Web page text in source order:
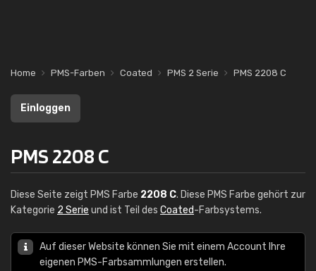
Home PMS-Farben Coated PMS 2 Serie PMS 2208 C
Einloggen
PMS 2208 C
Diese Seite zeigt PMS Farbe 2208 C. Diese PMS Farbe gehört zur
Kategorie 2 Serie und ist Teil des Coated-Farbsystems.
Auf dieser Website können Sie mit einem Account Ihre
eigenen PMS-Farbsammlungen erstellen.